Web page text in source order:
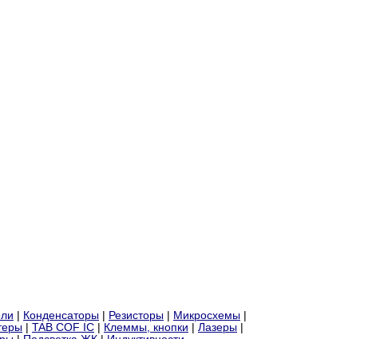
Конденсаторы Резисторы Микросхемы
TAB COF IC Клеммы, кнопки Лазеры